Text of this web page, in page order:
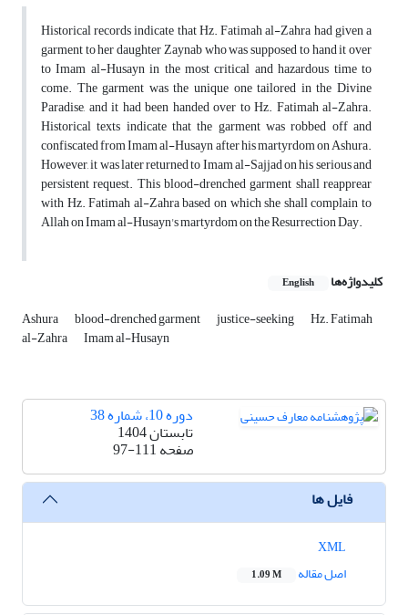
Historical records indicate that Hz. Fatimah al-Zahra had given a
garment to her daughter Zaynab who was supposed to hand it over
to Imam al-Husayn in the most critical and hazardous time to
come. The garment was the unique one tailored in the Divine
Paradise, and it had been handed over to Hz. Fatimah al-Zahra.
Historical texts indicate that the garment was robbed off and
confiscated from Imam al-Husayn after his martyrdom on Ashura.
However, it was later returned to Imam al-Sajjad on his serious and
persistent request. This blood-drenched garment shall reapprear
with Hz. Fatimah al-Zahra based on which she shall complain to
Allah on Imam al-Husayn's martyrdom on the Resurrection Day.
کلیدواژه‌ها English
Ashura blood-drenched garment justice-seeking Hz. Fatimah
al-Zahra Imam al-Husayn
دوره 10، شماره 38
تابستان 1404
صفحه97-111
فایل ها
اصل مقاله
1.09 M